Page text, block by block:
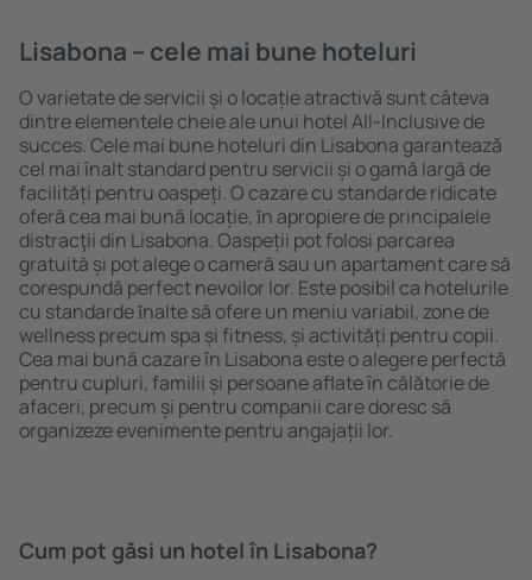
Lisabona – cele mai bune hoteluri
O varietate de servicii și o locație atractivă sunt câteva
dintre elementele cheie ale unui hotel All-Inclusive de
succes. Cele mai bune hoteluri din Lisabona garantează
cel mai înalt standard pentru servicii și o gamă largă de
facilități pentru oaspeți. O cazare cu standarde ridicate
oferă cea mai bună locație, ȋn apropiere de principalele
distracţii din Lisabona. Oaspeții pot folosi parcarea
gratuită și pot alege o cameră sau un apartament care să
corespundă perfect nevoilor lor. Este posibil ca hotelurile
cu standarde ȋnalte să ofere un meniu variabil, zone de
wellness precum spa și fitness, și activități pentru copii.
Cea mai bună cazare în Lisabona este o alegere perfectă
pentru cupluri, familii și persoane aflate în călătorie de
afaceri, precum și pentru companii care doresc să
organizeze evenimente pentru angajații lor.
Cum pot găsi un hotel în Lisabona?